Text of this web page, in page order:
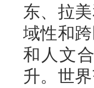
东、拉
域性和
和人文
升。世